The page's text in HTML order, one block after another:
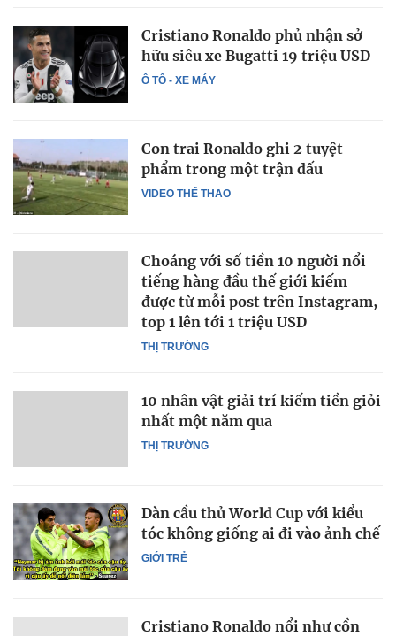
Ô TÔ - XE MÁY
Cristiano Ronaldo phủ nhận sở
hữu siêu xe Bugatti 19 triệu USD
VIDEO THỂ THAO
Con trai Ronaldo ghi 2 tuyệt
phẩm trong một trận đấu
THỊ TRƯỜNG
Choáng với số tiền 10 người nổi
tiếng hàng đầu thế giới kiếm
được từ mỗi post trên Instagram,
top 1 lên tới 1 triệu USD
THỊ TRƯỜNG
10 nhân vật giải trí kiếm tiền giỏi
nhất một năm qua
GIỚI TRẺ
Dàn cầu thủ World Cup với kiểu
tóc không giống ai đi vào ảnh chế
Cristiano Ronaldo nổi như cồn